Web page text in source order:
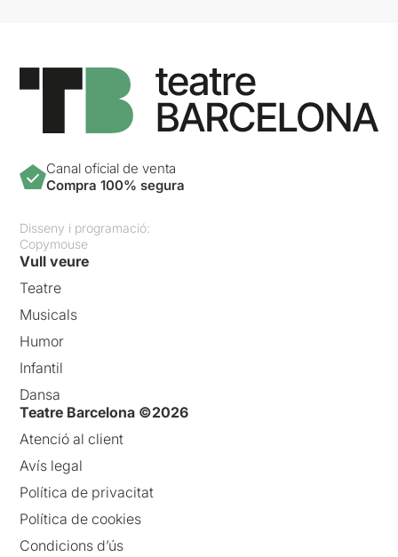
Canal oficial de venta
Compra 100% segura
Disseny i programació:
Copymouse
Vull veure
Teatre
Musicals
Humor
Infantil
Dansa
Teatre Barcelona ©2026
Atenció al client
Avís legal
Política de privacitat
Política de cookies
Condicions d’ús